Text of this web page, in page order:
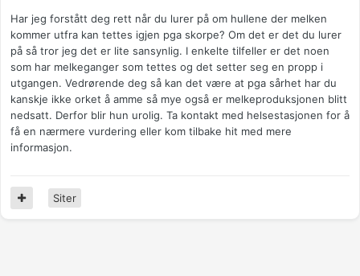
Har jeg forstått deg rett når du lurer på om hullene der melken
kommer utfra kan tettes igjen pga skorpe? Om det er det du lurer
på så tror jeg det er lite sansynlig. I enkelte tilfeller er det noen
som har melkeganger som tettes og det setter seg en propp i
utgangen. Vedrørende deg så kan det være at pga sårhet har du
kanskje ikke orket å amme så mye også er melkeproduksjonen blitt
nedsatt. Derfor blir hun urolig. Ta kontakt med helsestasjonen for å
få en nærmere vurdering eller kom tilbake hit med mere
informasjon.
Siter